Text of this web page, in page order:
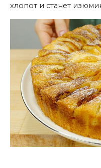
хлопот и станет